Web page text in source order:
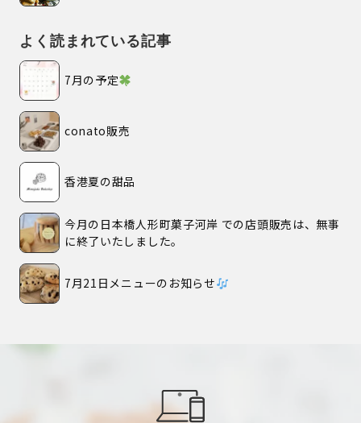
よく読まれている記事
7月の予定
conato販売
香港夏の甜品
今月の日本橋人形町菓子河岸 での店頭販売は、無事
に終了いたしました。
7月21日メニューのお知らせ